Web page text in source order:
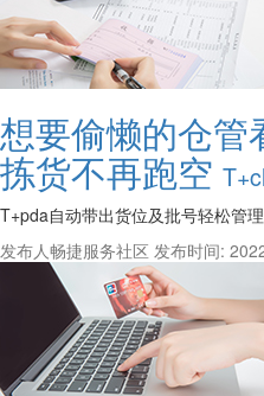
想要偷懒的仓管
拣货不再跑空
T+pda自动带出货位及批号轻松管
发布人畅捷服务社区 发布时间: